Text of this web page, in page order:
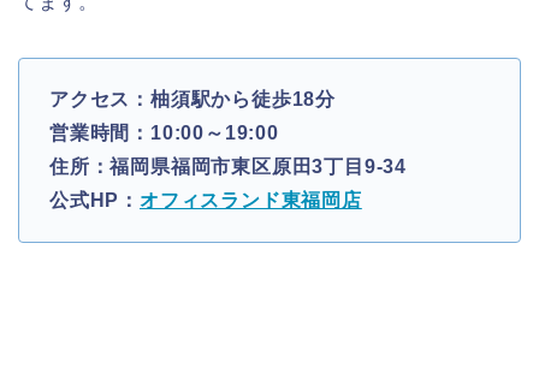
アクセス：柚須駅から徒歩18分
営業時間：10:00～19:00
住所：福岡県福岡市東区原田3丁目9-34
公式HP： オフィスランド東福岡店